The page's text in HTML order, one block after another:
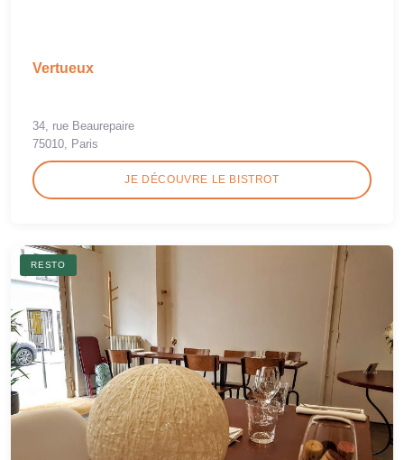
Vertueux
34, rue Beaurepaire
75010, Paris
JE DÉCOUVRE LE BISTROT
RESTO